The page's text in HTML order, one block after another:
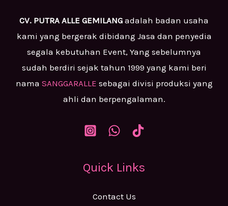
CV. PUTRA ALLE GEMILANG adalah badan usaha
kami yang bergerak dibidang Jasa dan penyedia
segala kebutuhan Event, Yang sebelumnya
sudah berdiri sejak tahun 1999 yang kami beri
nama SANGGARALLE sebagai divisi produksi yang
ahli dan berpengalaman.
Quick Links
Contact Us